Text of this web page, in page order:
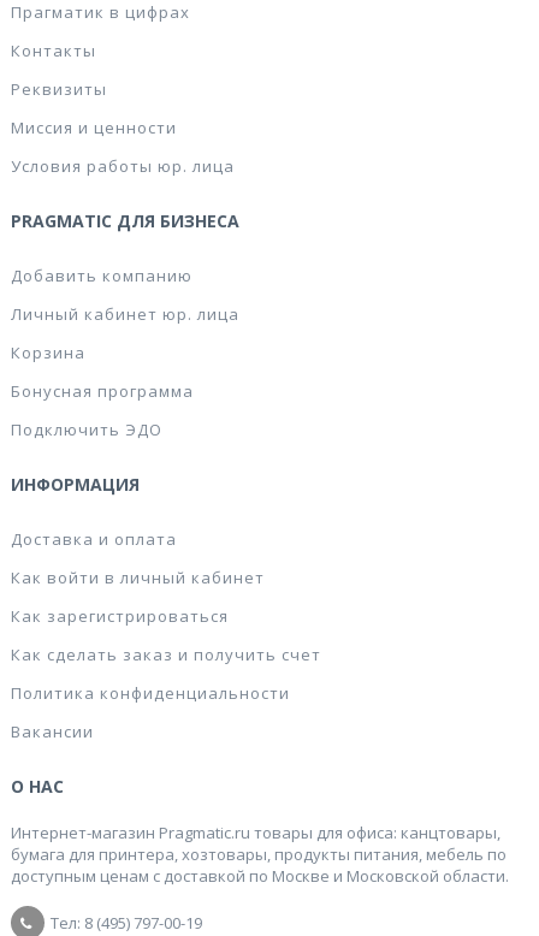
Прагматик в цифрах
Контакты
Реквизиты
Миссия и ценности
Условия работы юр. лица
PRAGMATIC ДЛЯ БИЗНЕСА
Добавить компанию
Личный кабинет юр. лица
Корзина
Бонусная программа
Подключить ЭДО
ИНФОРМАЦИЯ
Доставка и оплата
Как войти в личный кабинет
Как зарегистрироваться
Как сделать заказ и получить счет
Политика конфиденциальности
Вакансии
О НАС
Интернет-магазин Pragmatic.ru товары для офиса: канцтовары,
бумага для принтера, хозтовары, продукты питания, мебель по
доступным ценам с доставкой по Москве и Московской области.
Тел: 8 (495) 797-00-19